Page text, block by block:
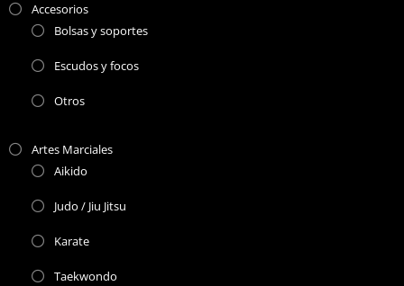
Accesorios
Bolsas y soportes
Escudos y focos
Otros
Artes Marciales
Aikido
Judo / Jiu Jitsu
Karate
Taekwondo